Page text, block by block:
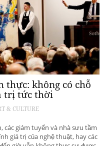
không có chỗ
trị tức thời
& CULTURE
các giám tuyển và nhà sưu tầm
giá trị của nghệ thuật, hay các